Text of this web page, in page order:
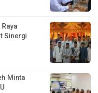
Sinergi
Minta